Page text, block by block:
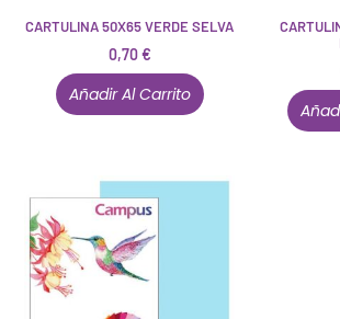
CARTULINA 50X65 VERDE SELVA
0,70€
Añadir Al Carrito